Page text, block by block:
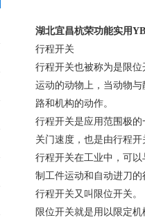
湖北宜昌杭荣功能实用
行程开关
行程开关也被称为是限
运动的动物上，当动物
路和机构的动作。
行程开关是应用范围极
关门速度，也是由行程
行程开关在工业中，可
制工件运动和自动进刀
行程开关又叫限位开关。
限位开关就是用以限定